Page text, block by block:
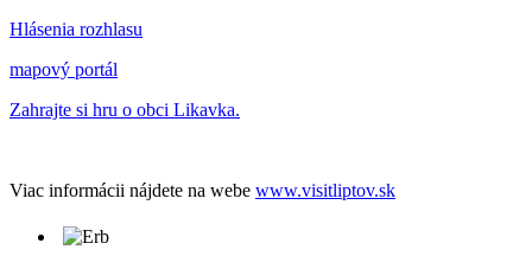
Hlásenia rozhlasu
mapový portál
Zahrajte si hru o obci Likavka.
Viac informácii nájdete na webe www.visitliptov.sk